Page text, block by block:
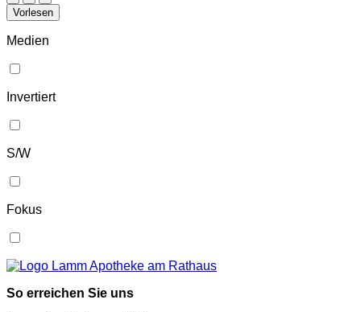
Vorlesen
Medien
Invertiert
S/W
Fokus
So erreichen Sie uns